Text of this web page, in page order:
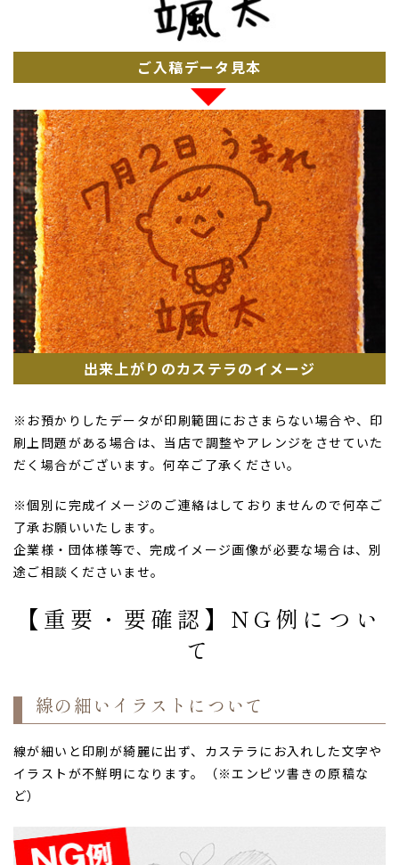
ご入稿データ見本
出来上がりのカステラのイメージ
※お預かりしたデータが印刷範囲におさまらない場合や、印
刷上問題がある場合は、当店で調整やアレンジをさせていた
だく場合がございます。何卒ご了承ください。
※個別に完成イメージのご連絡はしておりませんので何卒ご
了承お願いいたします。
企業様・団体様等で、完成イメージ画像が必要な場合は、別
途ご相談くださいませ。
【重要・要確認】NG例につい
て
線の細いイラストについて
線が細いと印刷が綺麗に出ず、カステラにお入れした文字や
イラストが不鮮明になります。（※エンピツ書きの原稿な
ど）